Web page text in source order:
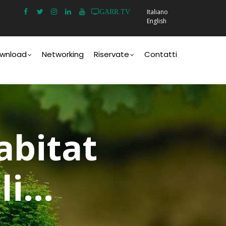
GARR.TV
Italiano
English
Networking Riservate Contatti